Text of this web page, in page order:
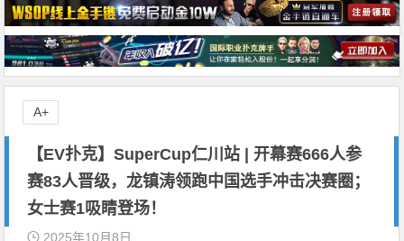
【EV扑克】SuperCup仁川站 | 开幕赛666人参
赛83人晋级，龙镇涛领跑中国选手冲击决赛圈；
女士赛1吸睛登场！
2025年10月8日
A+